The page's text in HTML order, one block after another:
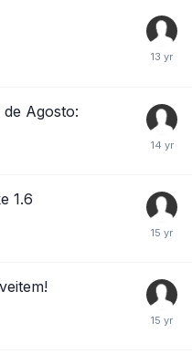
de Agosto:
1.6